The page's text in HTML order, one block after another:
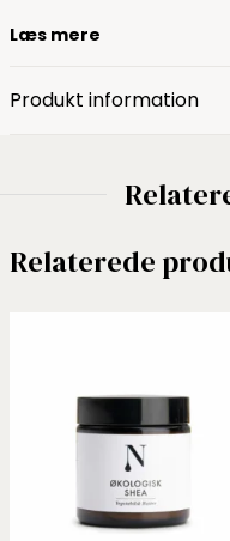
Læs mere
Produkt information
Relaterede